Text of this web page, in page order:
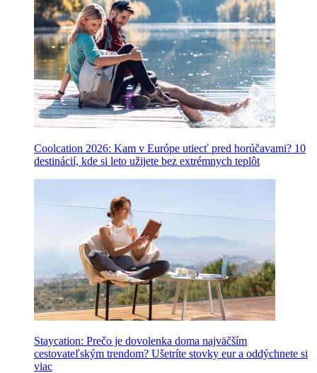
Coolcation 2026: Kam v Európe utiecť pred horúčavami? 10
destinácií, kde si leto užijete bez extrémnych teplôt
Staycation: Prečo je dovolenka doma najväčším
cestovateľským trendom? Ušetríte stovky eur a oddýchnete si
viac